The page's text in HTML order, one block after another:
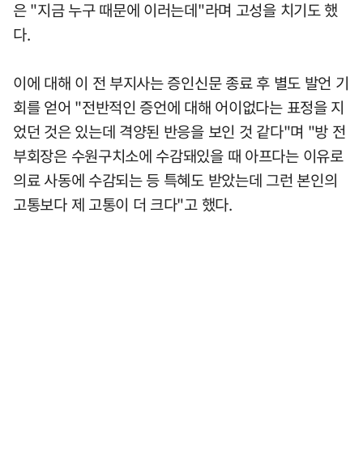
은 "지금 누구 때문에 이러는데"라며 고성을 치기도 했
다.
이에 대해 이 전 부지사는 증인신문 종료 후 별도 발언 기
회를 얻어 "전반적인 증언에 대해 어이없다는 표정을 지
었던 것은 있는데 격양된 반응을 보인 것 같다"며 "방 전
부회장은 수원구치소에 수감돼있을 때 아프다는 이유로
의료 사동에 수감되는 등 특혜도 받았는데 그런 본인의
고통보다 제 고통이 더 크다"고 했다.